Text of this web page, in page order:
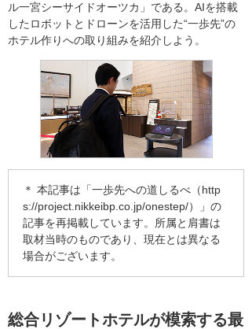
ル一宮シーサイドオーツカ」である。AIを搭載
したロボットとドローンを活用した“一歩先”の
ホテル作りへの取り組みを紹介しよう。
＊ 本記事は「一歩先への道しるべ（http
s://project.nikkeibp.co.jp/onestep/）」の
記事を再掲載しています。所属と肩書は
取材当時のものであり、現在とは異なる
場合がございます。
総合リゾートホテルが模索する最